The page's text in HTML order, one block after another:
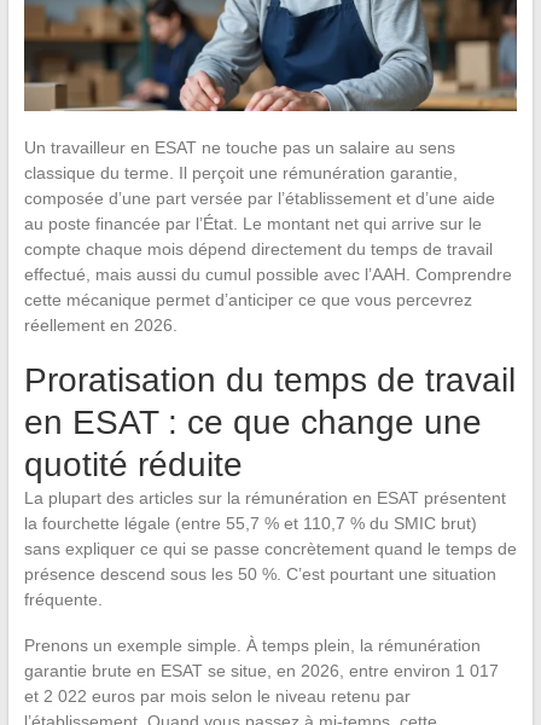
Un travailleur en ESAT ne touche pas un salaire au sens
classique du terme. Il perçoit une rémunération garantie,
composée d’une part versée par l’établissement et d’une aide
au poste financée par l’État. Le montant net qui arrive sur le
compte chaque mois dépend directement du temps de travail
effectué, mais aussi du cumul possible avec l’AAH. Comprendre
cette mécanique permet d’anticiper ce que vous percevrez
réellement en 2026.
Proratisation du temps de travail
en ESAT : ce que change une
quotité réduite
La plupart des articles sur la rémunération en ESAT présentent
la fourchette légale (entre 55,7 % et 110,7 % du SMIC brut)
sans expliquer ce qui se passe concrètement quand le temps de
présence descend sous les 50 %. C’est pourtant une situation
fréquente.
Prenons un exemple simple. À temps plein, la rémunération
garantie brute en ESAT se situe, en 2026, entre environ 1 017
et 2 022 euros par mois selon le niveau retenu par